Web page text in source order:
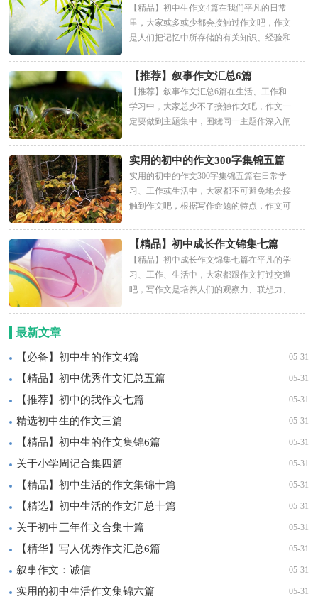
【精品】初中生作文4篇在我们平凡的日常
里，大家或多或少都会接触过作文吧，作文
是人们把记忆中所存储的有关知识、经验和
【推荐】叙事作文汇总6篇
【推荐】叙事作文汇总6篇在生活、工作和
学习中，大家总少不了接触作文吧，作文一
定要做到主题集中，围绕同一主题作深入阐
实用的初中的作文300字集锦五篇
实用的初中的作文300字集锦五篇在日常学
习、工作或生活中，大家都不可避免地会接
触到作文吧，根据写作命题的特点，作文可
【精品】初中成长作文锦集七篇
【精品】初中成长作文锦集七篇在平凡的学
习、工作、生活中，大家都跟作文打过交道
吧，写作文是培养人们的观察力、联想力、
最新文章
05-31
【必备】初中生的作文4篇
05-31
【精品】初中优秀作文汇总五篇
05-31
【推荐】初中的我作文七篇
05-31
精选初中生的作文三篇
05-31
【精品】初中生的作文集锦6篇
05-31
关于小学周记合集四篇
05-31
【精品】初中生活的作文集锦十篇
05-31
【精选】初中生活的作文汇总十篇
05-31
关于初中三年作文合集十篇
05-31
【精华】写人优秀作文汇总6篇
05-31
叙事作文：诚信
05-31
实用的初中生活作文集锦六篇